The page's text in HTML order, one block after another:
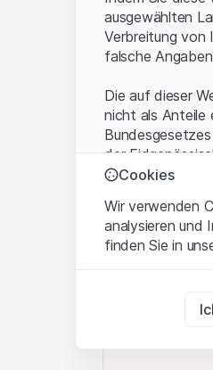
ausgewählten
Verbreitung von
falsche
Die auf dieser
nicht als Anteile
der
KAG
Mit dem Zugriff
rechtlichen
Sämtliche
Cookies
Wir verwenden
analysieren und
finden Sie in
Diese Cookies